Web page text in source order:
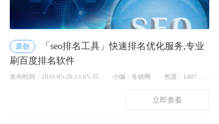
原创
「seo排名工具」快速排名优化服务,专业
刷百度排名软件
发布时间：2019-05-26 13:05:35 小编：冬镜网
热度：1487
立即查看